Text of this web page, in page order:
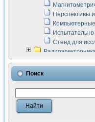
Перспективы
Стенд для
LabVIEW в
Аппаратно-
Виртуальный
Измерение
Поиск